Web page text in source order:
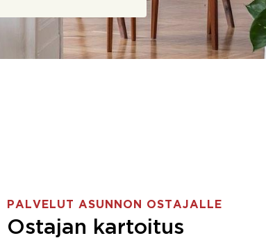
PALVELUT ASUNNON OSTAJALLE
Ostajan kartoitus